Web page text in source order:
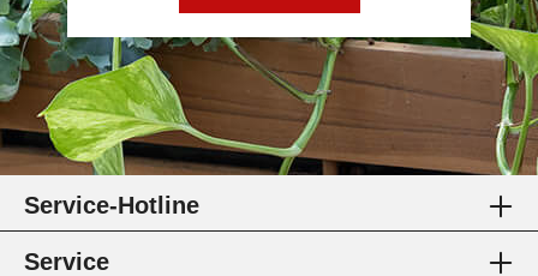
Service-Hotline
Service